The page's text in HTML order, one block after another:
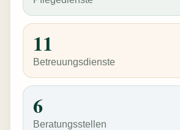
11
Betreuungsdienste
6
Beratungsstellen